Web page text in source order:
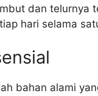
dan telurnya
hari selama
bahan alami